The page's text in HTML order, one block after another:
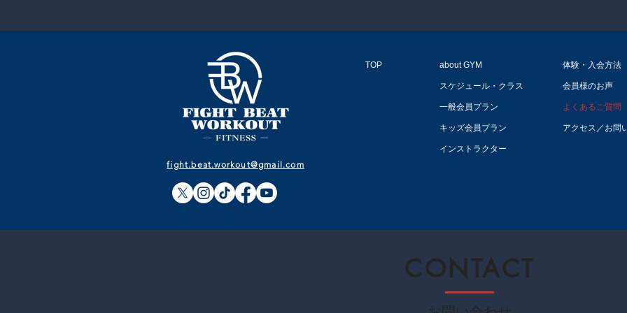
TOP about GYM
スケジュール・クラス
一般会員プラン
キッズ会員プラン
インストラクター
体験・入会方法
会員様のお声
よくあるご質問
アクセス／お問
fight.beat.workout@gmail.com
CONTACT